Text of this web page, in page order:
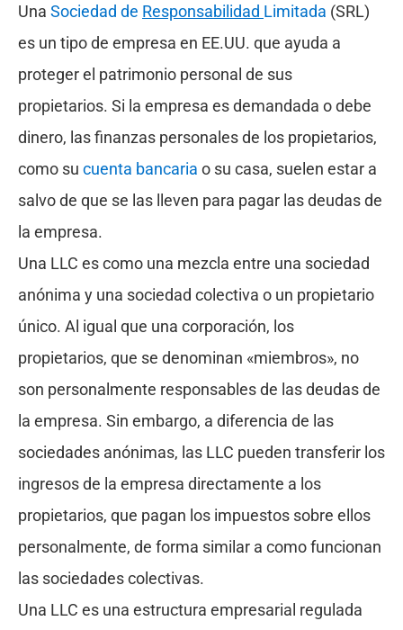
Una Sociedad de Responsabilidad Limitada (SRL)
es un tipo de empresa en EE.UU. que ayuda a
proteger el patrimonio personal de sus
propietarios. Si la empresa es demandada o debe
dinero, las finanzas personales de los propietarios,
como su cuenta bancaria o su casa, suelen estar a
salvo de que se las lleven para pagar las deudas de
la empresa.
Una LLC es como una mezcla entre una sociedad
anónima y una sociedad colectiva o un propietario
único. Al igual que una corporación, los
propietarios, que se denominan «miembros», no
son personalmente responsables de las deudas de
la empresa. Sin embargo, a diferencia de las
sociedades anónimas, las LLC pueden transferir los
ingresos de la empresa directamente a los
propietarios, que pagan los impuestos sobre ellos
personalmente, de forma similar a como funcionan
las sociedades colectivas.
Una LLC es una estructura empresarial regulada